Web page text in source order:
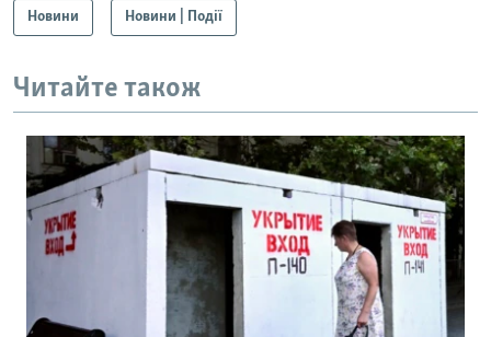
Новини Новини | Події
Читайте також